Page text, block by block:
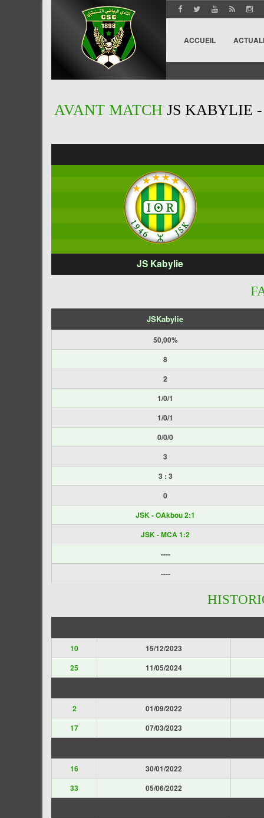
ACCUEIL
AVANT MATCH JS KABYLIE
JS Kabylie
JSKabylie
50,00%
8
2
1/0/1
1/0/1
0/0/0
3
3 : 3
0
JSK - OAkbou 2:1
JSK - MCA 1:2
----
----
10
15/12/2023
25
11/05/2024
2
01/09/2022
17
07/03/2023
16
30/01/2022
33
05/06/2022